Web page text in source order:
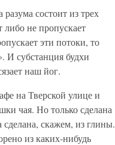
состоит из трех
либо не пропускает
эти потоки, то
И субстанция будхи
наш йог.
на Тверской улице и
чая. Но только сделана
скажем, из глины.
из каких-нибудь